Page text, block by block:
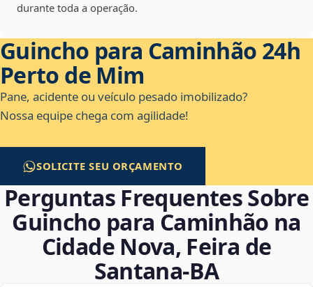
durante toda a operação.
Guincho para Caminhão 24h
Perto de Mim
Pane, acidente ou veículo pesado imobilizado?
Nossa equipe chega com agilidade!
SOLICITE SEU ORÇAMENTO
Perguntas Frequentes Sobre
Guincho para Caminhão na
Cidade Nova, Feira de
Santana‑BA